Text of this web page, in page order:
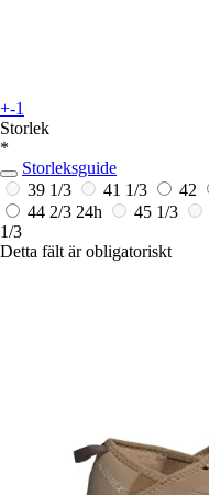
+-1
Storlek
*
Storleksguide
39 1/3
41 1/3 42
44 2/3 24h 45 1/3
1/3
Detta fält är obligatoriskt